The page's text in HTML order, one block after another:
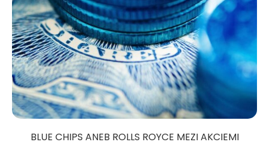
BLUE CHIPS ANEB ROLLS ROYCE MEZI AKCIEMI